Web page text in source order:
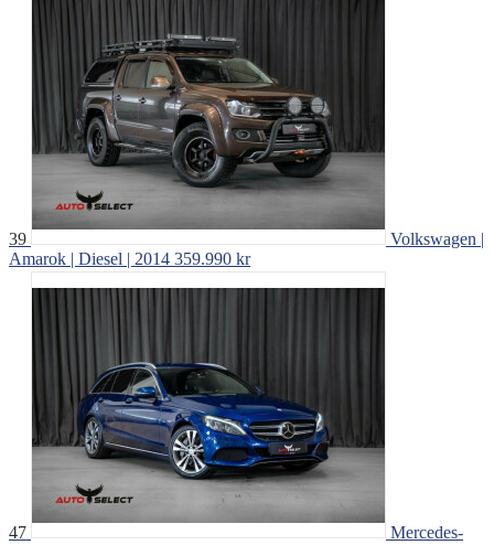
39
Volkswagen |
Amarok | Diesel | 2014 359.990 kr
47
Mercedes-